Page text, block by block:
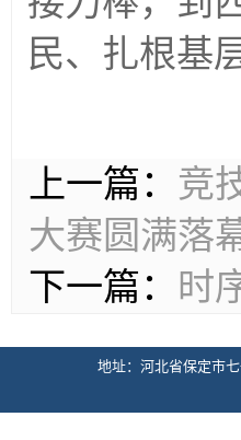
民、扎根基
上一篇： 竞
大赛圆满落
下一篇：
时
地址：河北省保定市